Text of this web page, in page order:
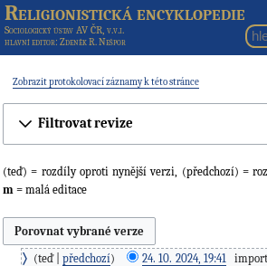
Religionistická encyklopedie
Sociologický ústav AV ČR, v.v.i.
hlavní editor: Zdeněk R. Nešpor
Zobrazit protokolovací záznamy k této stránce
Filtrovat revize
(teď) = rozdíly oproti nynější verzi, (předchozí) =
m = malá editace
teď předchozí 24. 10. 2024, 19:41